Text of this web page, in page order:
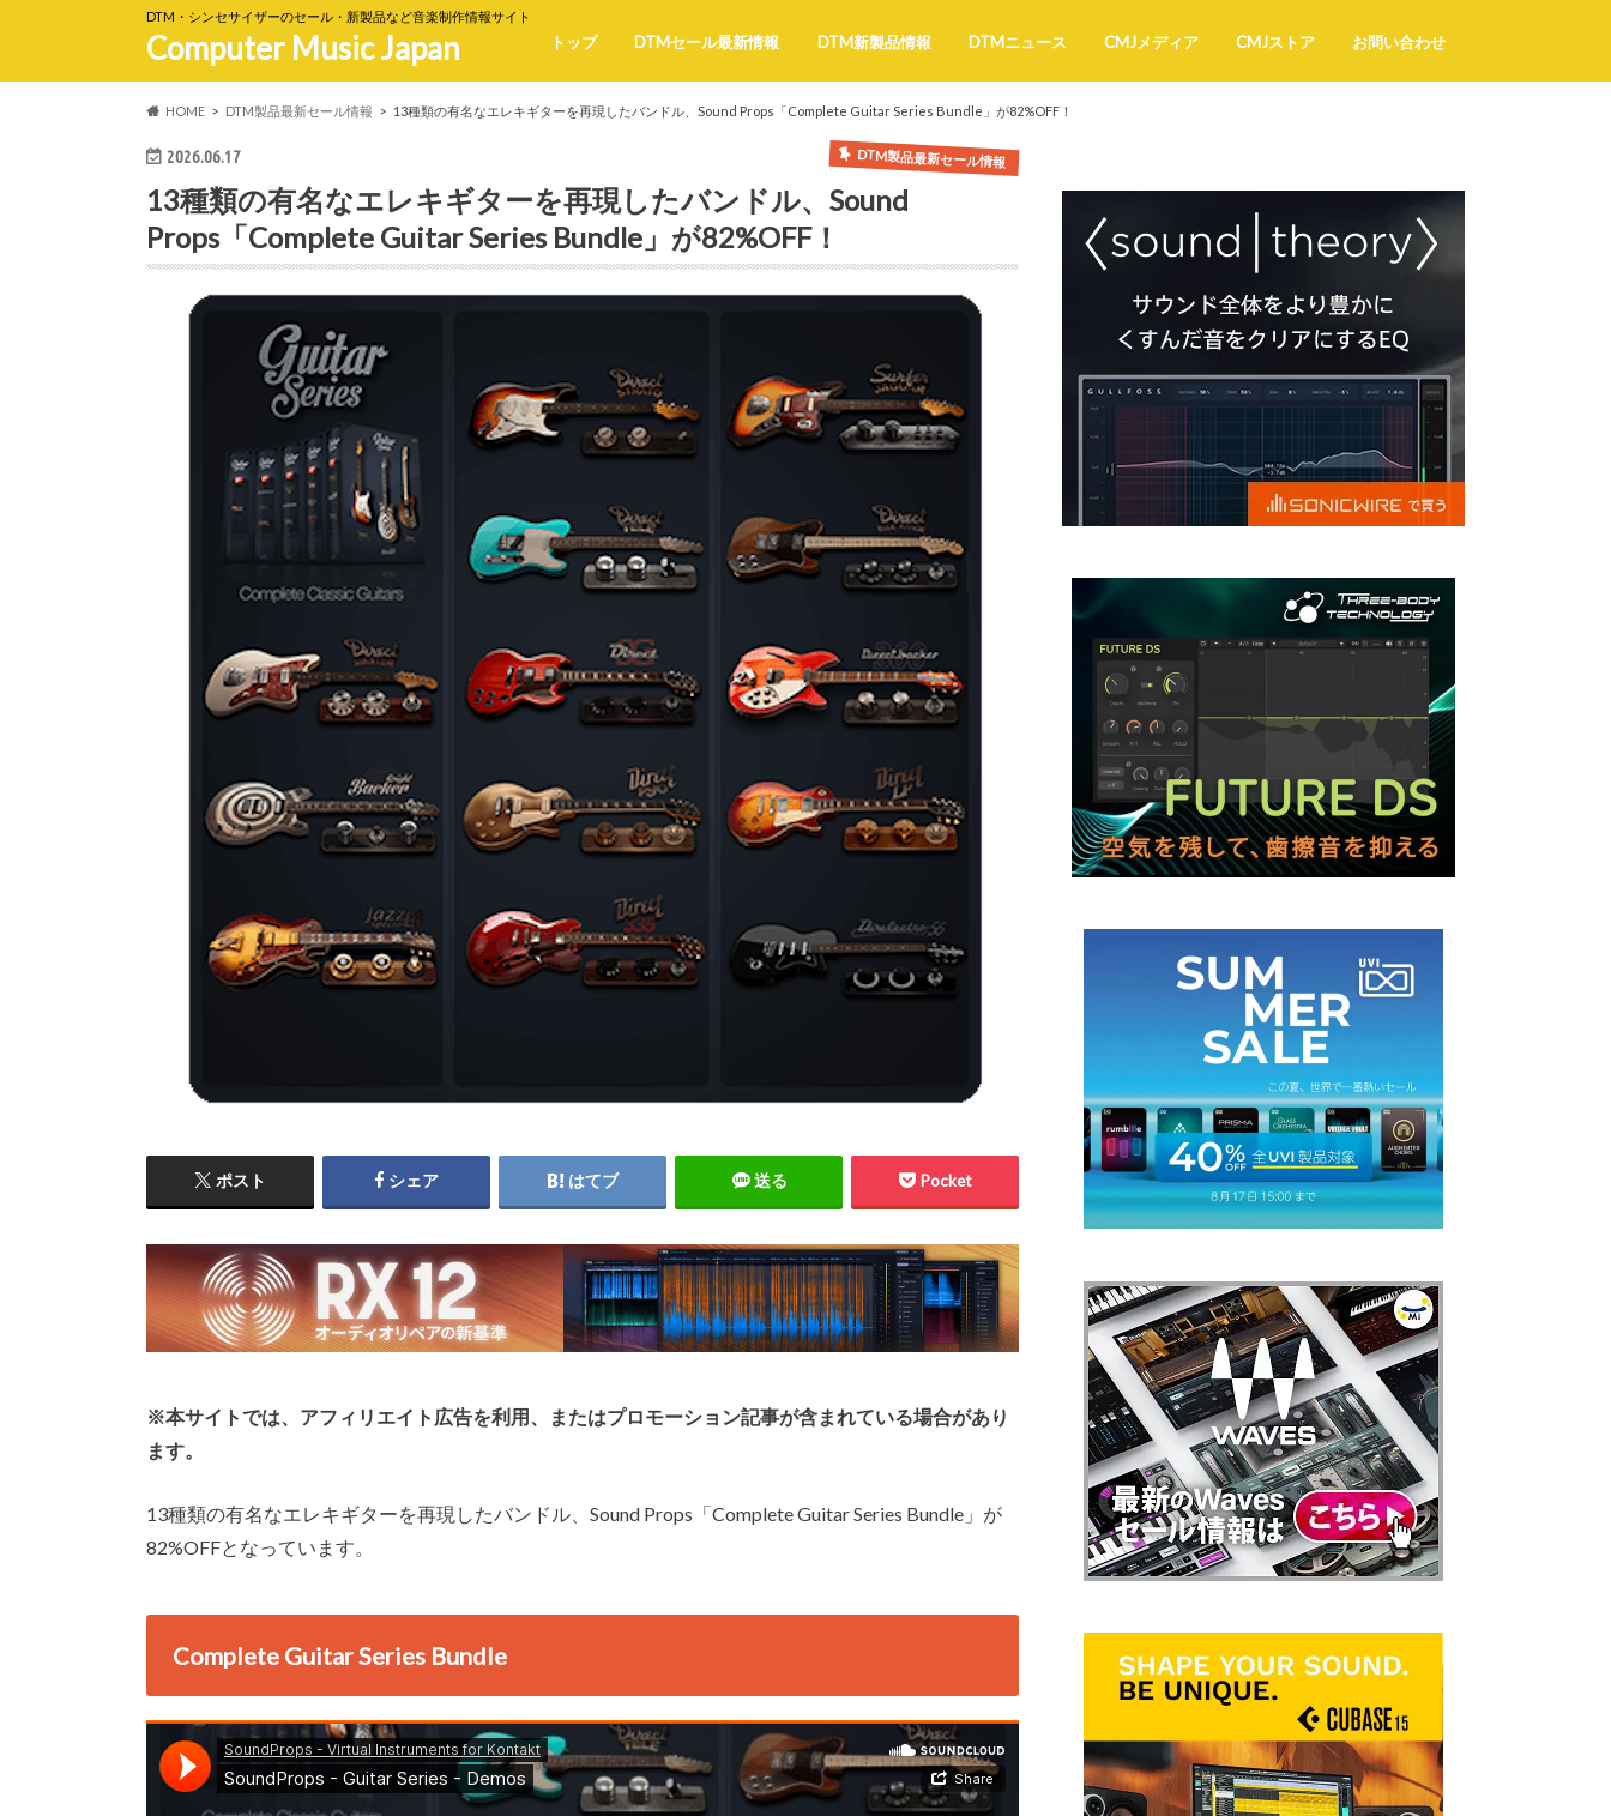
DTM・シンセサイザーのセール・新製品など音楽制作情報サイト
Computer Music Japan トップ DTMセール最新情報 DTM新製品情報 DTMニュース CMJメディア CMJストア お問い合わせ
HOME DTM製品最新セール情報 13種類の有名なエレキギターを再現したバンドル、Sound Props「Complete Guitar Series Bundle」が82%OFF！
2026.06.17 DTM製品最新セール情報
13種類の有名なエレキギターを再現したバンドル、Sound
Props「Complete Guitar Series Bundle」が82%OFF！
ポスト シェア はてブ 送る Pocket
※本サイトでは、アフィリエイト広告を利用、またはプロモーション記事が含まれている場合があり
ます。
13種類の有名なエレキギターを再現したバンドル、Sound Props「Complete Guitar Series Bundle」が
82%OFFとなっています。
Complete Guitar Series Bundle